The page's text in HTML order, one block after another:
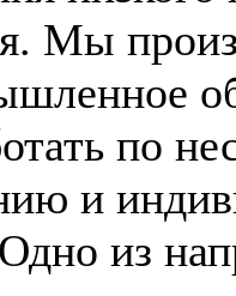
Мы
по
и
Одно из